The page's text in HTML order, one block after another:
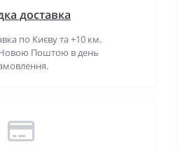
доставка
по Києву та +10 км.
Поштою в день